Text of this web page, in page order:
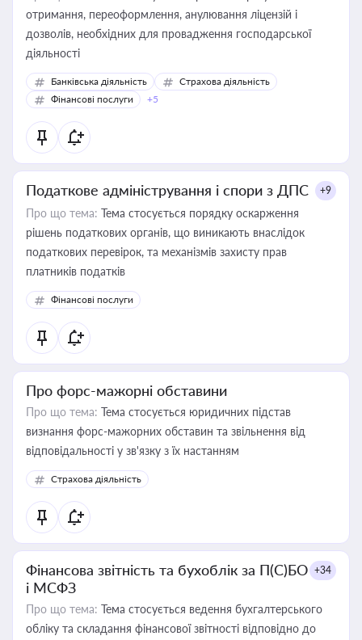
отримання, переоформлення, анулювання ліцензій і
дозволів, необхідних для провадження господарської
діяльності
Банківська діяльність
Страхова діяльність
Фінансові послуги
+5
Податкове адміністрування і спори з ДПС +9
Про що тема: Тема стосується порядку оскарження
рішень податкових органів, що виникають внаслідок
податкових перевірок, та механізмів захисту прав
платників податків
Фінансові послуги
Про форс-мажорні обставини
Про що тема: Тема стосується юридичних підстав
визнання форс-мажорних обставин та звільнення від
відповідальності у зв'язку з їх настанням
Страхова діяльність
Фінансова звітність та бухоблік за П(С)БО
і МСФЗ
+34
Про що тема: Тема стосується ведення бухгалтерського
обліку та складання фінансової звітності відповідно до